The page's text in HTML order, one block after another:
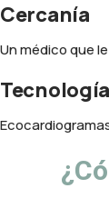
Cercanía
Un médico que
Tecnología